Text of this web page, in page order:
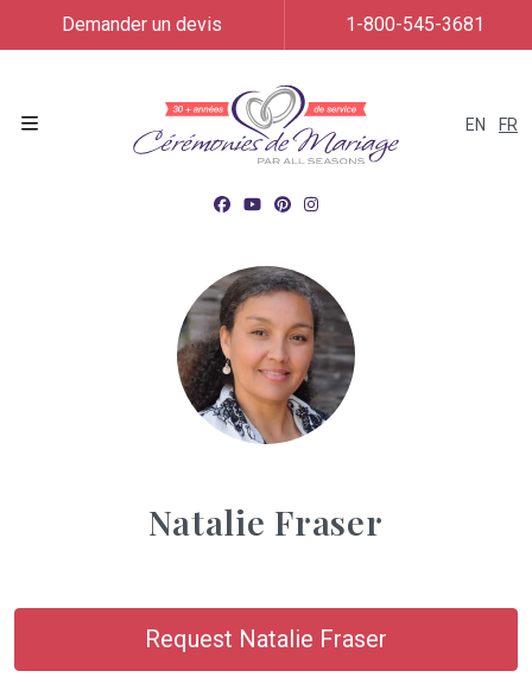
EN FR
Demander un devis 1-800-545-3681
Natalie Fraser
Request Natalie Fraser